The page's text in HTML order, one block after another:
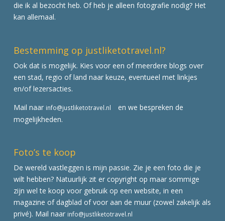
die ik al bezocht heb. Of heb je alleen fotografie nodig? Het
kan allemaal.
Bestemming op justliketotravel.nl?
Ook dat is mogelijk. Kies voor een of meerdere blogs over
een stad, regio of land naar keuze, eventueel met linkjes
en/of lezersacties.
Mail naar info@justliketotravel.nl
en we bespreken de
mogelijkheden.
Foto’s te koop
De wereld vastleggen is mijn passie. Zie je een foto die je
wilt hebben? Natuurlijk zit er copyright op maar sommige
zijn wel te koop voor gebruik op een website, in een
magazine of dagblad of voor aan de muur (zowel zakelijk als
privé). Mail naar info@justliketotravel.nl